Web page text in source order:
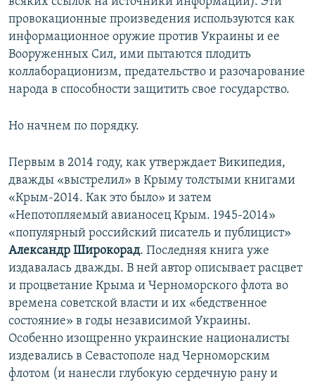
провокационные произведения используются как
информационное оружие против Украины и ее
Вооруженных Сил, ими пытаются плодить
коллаборационизм, предательство и разочарование
народа в способности защитить свое государство.
Но начнем по порядку.
Первым в 2014 году, как утверждает Википедия,
дважды «выстрелил» в Крыму толстыми книгами
«Крым-2014. Как это было» и затем
«Непотопляемый авианосец Крым. 1945-2014»
«популярный российский писатель и публицист»
Александр Широкорад. Последняя книга уже
издавалась дважды. В ней автор описывает расцвет
и процветание Крыма и Черноморского флота во
времена советской власти и их «бедственное
состояние» в годы независимой Украины.
Особенно изощренно украинские националисты
издевались в Севастополе над Черноморским
флотом (и нанесли глубокую сердечную рану и